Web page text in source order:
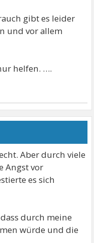
gibt es leider
und vor allem
helfen. ….
Aber durch viele
Angst vor
es sich
durch meine
würde und die